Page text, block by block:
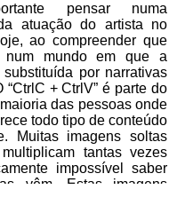
pensar numa
atuação do artista no
ao compreender que
num mundo em que a
por narrativas
“CtrlC + CtrlV” é parte do
das pessoas onde
todo tipo de conteúdo
Muitas imagens soltas
tantas vezes
impossível saber
vêm. Estas imagens